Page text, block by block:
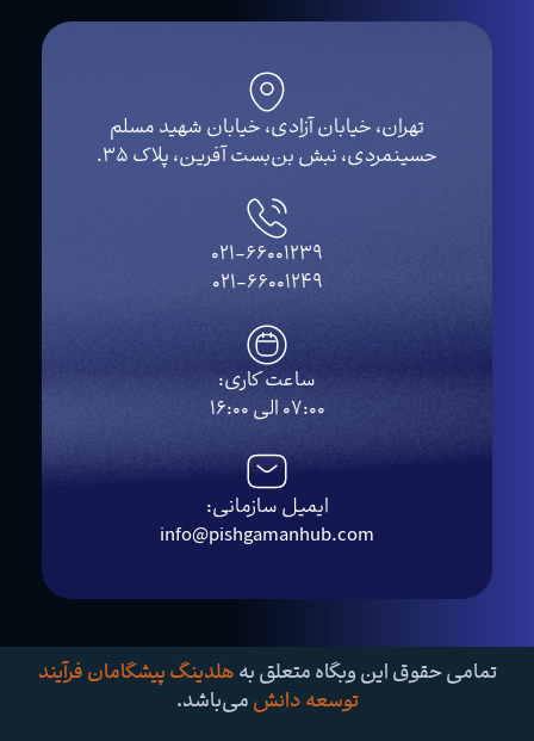
تهران، خیابان آزادی، خیابان شهید مسلم
حسینمردی، نبش بن‌بست آفرین، پلاک ۳۵.
021-66001239
021-66001249
ساعت کاری:
07:00 الی 16:00
ایمیل سازمانی:
info@pishgamanhub.com
تمامی حقوق این وبگاه متعلق بههلدینگ پیشگامان فرآیند
توسعه دانشمی‌باشد.